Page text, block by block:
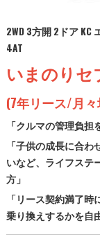
2WD 3方開 2ドア
4AT
いまのりセ
(7年リース/月
「クルマの管理負
「子供の成長に合
いなど、ライフステ
方」
「リース契約満了時
乗り換えするかを自